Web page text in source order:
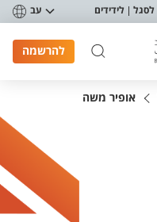
לסגל לידידים עב
להרשמה
אופיר משה